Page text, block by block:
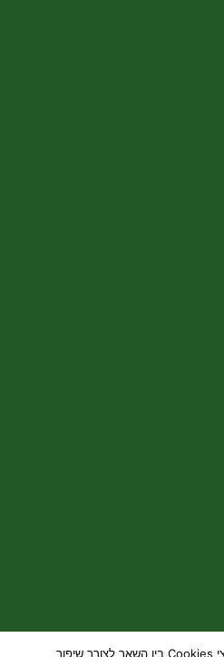
לידיעתך, אתר זה משתמש בקבצי Cookies בין השאר לצורך שיפור